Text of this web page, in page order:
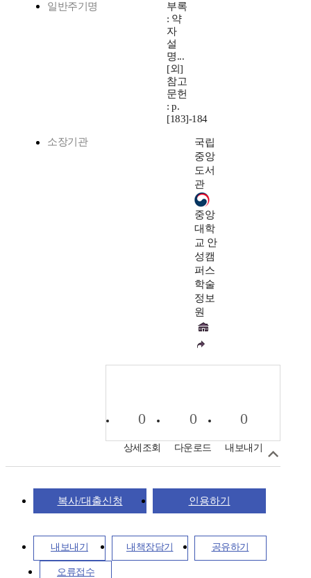
일반주기명
부록
: 약
자
설
명...
[외]
참고
문헌
: p.
[183]-184
소장기관
국립
중앙
도서
관
중앙
대학
교 안
성캠
퍼스
학술
정보
원
0
상세조회
0
다운로드
0
내보내기
복사/대출신청 인용하기
내보내기 내책장담기 공유하기
오류접수